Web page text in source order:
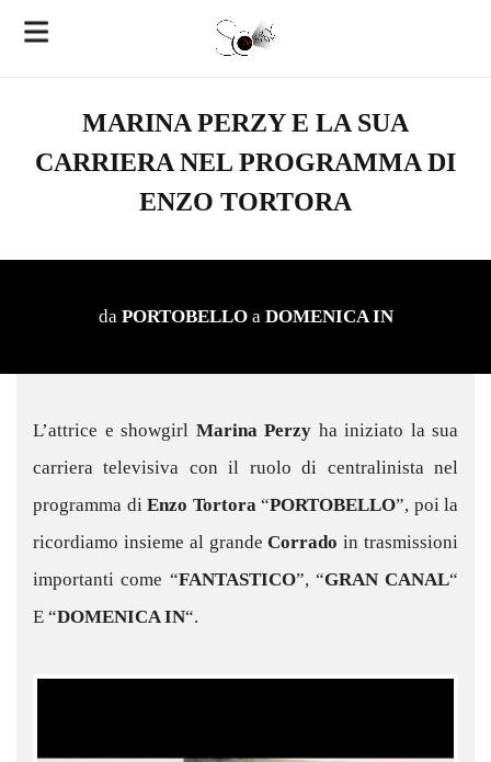
MARINA PERZY E LA SUA
CARRIERA NEL PROGRAMMA DI
ENZO TORTORA
da PORTOBELLO a DOMENICA IN
L’attrice e showgirl Marina Perzy ha iniziato la sua
carriera televisiva con il ruolo di centralinista nel
programma di Enzo Tortora“PORTOBELLO”, poi la
ricordiamo insieme al grandeCorrado in trasmissioni
importanti come “FANTASTICO”, “GRAN CANAL“
E “DOMENICA IN“.